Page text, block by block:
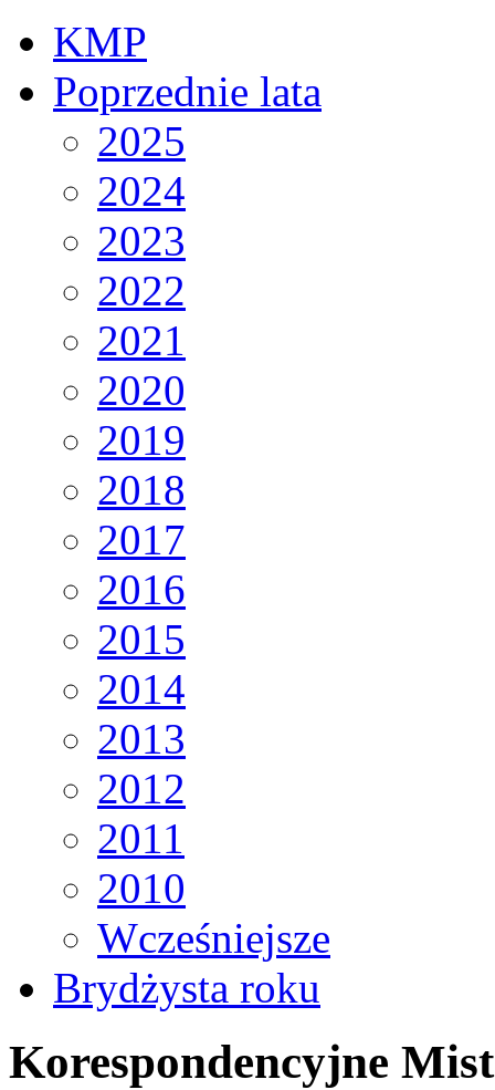
KMP
Poprzednie lata
2025
2024
2023
2022
2021
2020
2019
2018
2017
2016
2015
2014
2013
2012
2011
2010
Wcześniejsze
Brydżysta roku
Korespondencyjne